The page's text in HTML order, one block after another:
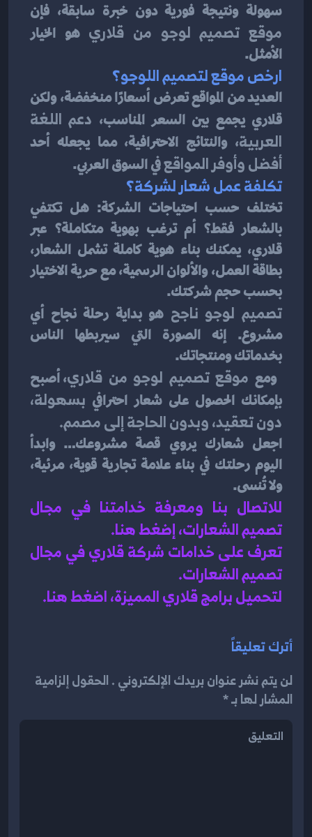
سهولة ونتيجة فورية دون خبرة سابقة، فإن
موقع تصميم لوجو من قلاري هو الخيار
الأمثل.
ارخص موقع لتصميم اللوجو؟
قلاري يجمع بين السعر المناسب،
العربية، والنتائج الاحترافية، مما يجعله أحد
أفضل وأوفر المواقع في السوق العربي.
تكلفة عمل شعار لشركة؟
بالشعار فقط؟ أم ترغب بهوية متكاملة؟ عبر
بطاقة العمل، والألوان الرسمية، مع حرية الاختيار
بحسب حجم شركتك.
تصميم لوجو ناجح
بخدماتك ومنتجاتك.
ومع موقع تصميم لوجو من قلاري
بإمكانك الحصول على شعار احترافي
دون تعقيد، وبدون الحاجة إلى مصمم.
ولا تُنسى.
تصميم الشعارات، إضغط هنا.
تصميم الشعارات.
لتحميل برامج قلاري المميزة، اضغط هنا.
أترك تعليقاً
لن يتم نشر عنوان بريدك الإلكتروني . الحقول إلزامية
المشار لها بـ *